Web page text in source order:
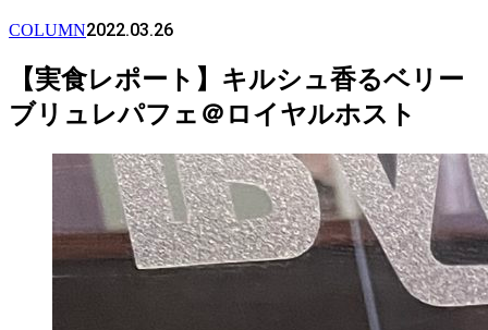
COLUMN2022.03.26
【実食レポート】キルシュ香るベリー
ブリュレパフェ＠ロイヤルホスト